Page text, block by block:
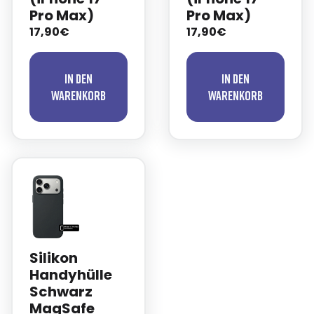
Pro Max)
17,90€
In den
Warenkorb
Pro Max)
17,90€
In den
Warenkorb
Silikon
Handyhülle
Schwarz
MagSafe